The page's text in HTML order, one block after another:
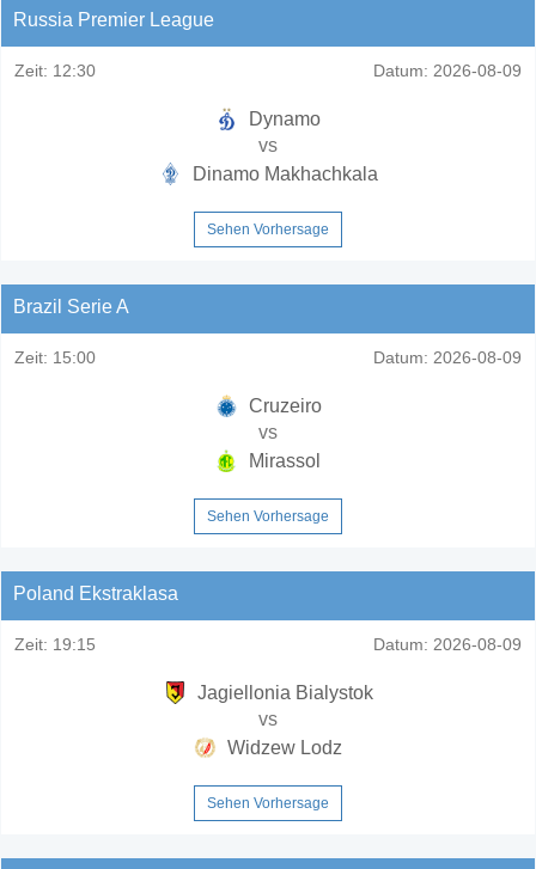
Russia Premier League
Zeit: 12:30 Datum: 2026-08-09
Dynamo
vs
Dinamo Makhachkala
Sehen Vorhersage
Brazil Serie A
Zeit: 15:00 Datum: 2026-08-09
Cruzeiro
vs
Mirassol
Sehen Vorhersage
Poland Ekstraklasa
Zeit: 19:15 Datum: 2026-08-09
Jagiellonia Bialystok
vs
Widzew Lodz
Sehen Vorhersage